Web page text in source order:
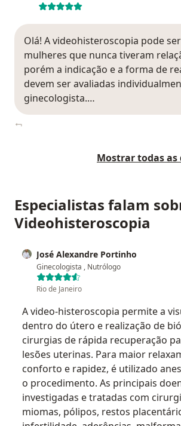
Olá! A videohisteroscopia pode
mulheres que nunca tiveram
porém a indicação e a forma de
devem ser avaliadas
ginecologista.…
Mostrar todas as
Especialistas falam
Videohisteroscopia
José Alexandre Portinho
Ginecologista , Nutrólogo
Rio de Janeiro
A video-histeroscopia permite a
dentro do útero e realização de
cirurgias de rápida recuperação
lesões uterinas. Para maior
conforto e rapidez, é utilizado
o procedimento. As principais
investigadas e tratadas com
miomas, pólipos, restos